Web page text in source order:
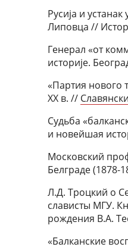
Русија и
Липовца //
Генерал «от
историје.
«Партия нового
XX в. //
Судьба
и новейшая
Московский
Белграде (1878-
Л.Д. Троцкий о
слависты МГУ.
рождения В.А.
«Балканские